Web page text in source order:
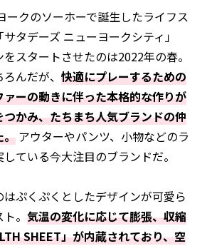
ークのソーホーで誕生したライフス
タデーズ ニューヨークシティ」
スタートさせたのは2022年の春。
んだが、 快適にプレーするための
ーの動きに伴った本格的な作りが
かみ、たちまち人気ブランドの仲
。 アウターやパンツ、小物などのラ
ている今大注目のブランドだ。
ぷくぷくとしたデザインが可愛ら
。 気温の変化に応じて膨張、収縮
SHEET」が内蔵されており、空